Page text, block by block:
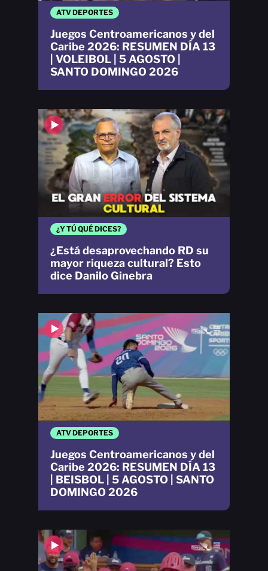
ATV DEPORTES
Juegos Centroamericanos y del
Caribe 2026: RESUMEN DÍA 13
| VOLEIBOL | 5 AGOSTO |
SANTO DOMINGO 2026
ATV DEPORTES
Juegos Centroamericanos y del
Caribe 2026: RESUMEN DÍA 13
| BEISBOL | 5 AGOSTO | SANTO
DOMINGO 2026
¿Y TÚ QUÉ DICES?
¿Está desaprovechando RD su
mayor riqueza cultural? Esto
dice Danilo Ginebra